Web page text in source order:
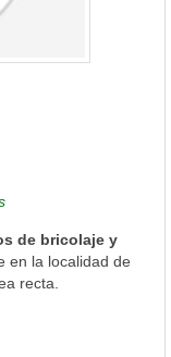
de bricolaje y
en la localidad de
recta.